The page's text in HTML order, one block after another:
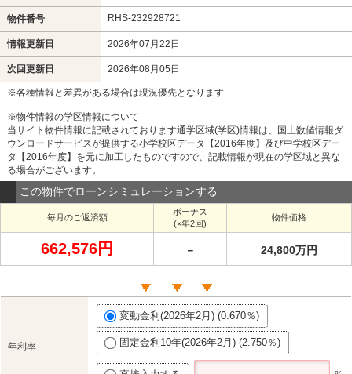
物件番号 RHS-232928721
情報更新日 2026年07月22日
次回更新日 2026年08月05日
※各種情報と差異がある場合は現況優先となります
※物件情報の学区情報について
当サイト物件情報に記載されております通学区域(学区)情報は、国土数値情報ダ
ウンロードサービスが提供する小学校区データ【2016年度】及び中学校区デー
タ【2016年度】を元に加工したものですので、記載情報が現在の学区域と異な
る場合がございます。
この物件でローンシミュレーションする
毎月のご返済額
ボーナス
(×年2回)
物件価格
662,576円 － 24,800万円
年利率
変動金利(2026年2月) (0.670％)
固定金利10年(2026年2月) (2.750％)